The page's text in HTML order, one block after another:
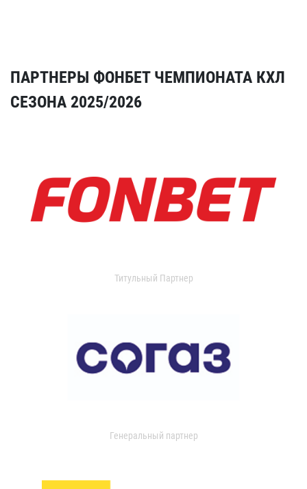
ПАРТНЕРЫ ФОНБЕТ ЧЕМПИОНАТА КХЛ
СЕЗОНА 2025/2026
Титульный Партнер
Генеральный партнер